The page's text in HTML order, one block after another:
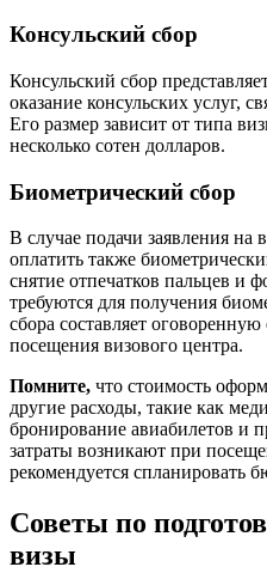
Консульский сбор
Консульский сбор
оказание консульских услуг,
Его размер зависит от типа
несколько сотен долларов.
Биометрический сбор
В случае подачи заявления на
оплатить также
снятие отпечатков пальцев и
требуются для получения
сбора составляет
посещения визового центра.
Помните, что стоимость
другие расходы, такие как
бронирование авиабилетов и
затраты возникают при
рекомендуется спланировать
Советы по
визы